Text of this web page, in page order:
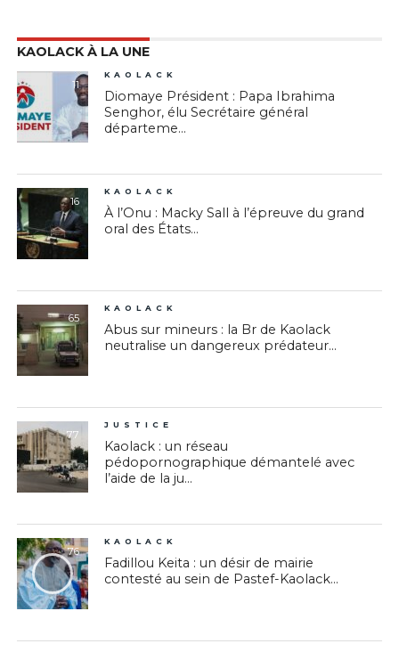
KAOLACK À LA UNE
11
KAOLACK
Diomaye Président : Papa Ibrahima
Senghor, élu Secrétaire général
départeme...
16
KAOLACK
À l’Onu : Macky Sall à l’épreuve du grand
oral des États...
65
KAOLACK
Abus sur mineurs : la Br de Kaolack
neutralise un dangereux prédateur...
77
JUSTICE
Kaolack : un réseau
pédopornographique démantelé avec
l’aide de la ju...
76
KAOLACK
Fadillou Keita : un désir de mairie
contesté au sein de Pastef-Kaolack...